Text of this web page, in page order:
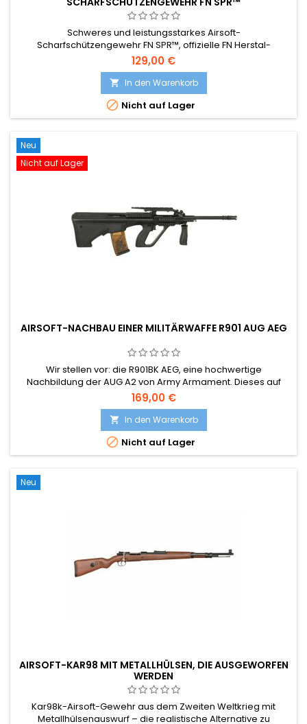
Schweres und leistungsstarkes Airsoft-
Scharfschützengewehr FN SPR™, offizielle FN Herstal-
Nachbildung.
129,00 €
 In den Warenkorb
 Nicht auf Lager
Neu
Nicht auf Lager
AIRSOFT-NACHBAU EINER MILITÄRWAFFE R901 AUG AEG
Wir stellen vor: die R901BK AEG, eine hochwertige
Nachbildung der AUG A2 von Army Armament. Dieses auf
Langlebigkeit und Leistung ausgelegte Bullpup-Gewehr
besticht durch eine elegante schwarze Oberfläche und ist
damit die optimale Wahl für Liebhaber, die eine vielseitige
Nachbildung suchen. Mit einer Picatinny-Schiene oben zur
individuellen Befestigung...
169,00 €
 In den Warenkorb
 Nicht auf Lager
Neu
AIRSOFT-KAR98 MIT METALLHÜLSEN, DIE AUSGEWORFEN
WERDEN
Kar98k-Airsoft-Gewehr aus dem Zweiten Weltkrieg mit
Metallhülsenauswurf – die realistische Alternative zu